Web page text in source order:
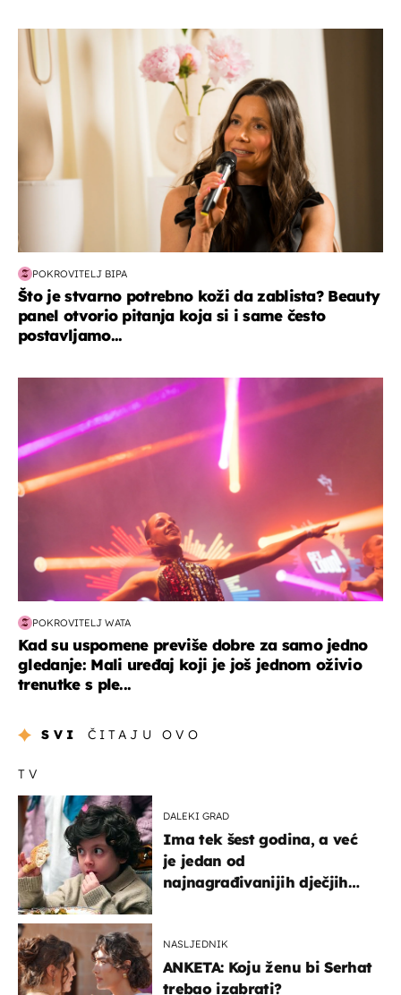
moda & ljepota
POKROVITELJ BIPA
Što je stvarno potrebno koži da zablista? Beauty
panel otvorio pitanja koja si i same često
postavljamo...
POKROVITELJ WATA
Kad su uspomene previše dobre za samo jedno
gledanje: Mali uređaj koji je još jednom oživio
trenutke s ple...
SVI ČITAJU OVO
TV
DALEKI GRAD
Ima tek šest godina, a već
je jedan od
najnagrađivanijih dječjih
NASLJEDNIK
ANKETA: Koju ženu bi Serhat
trebao izabrati?